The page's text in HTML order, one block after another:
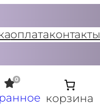
оплатаконтакты
0
корзина